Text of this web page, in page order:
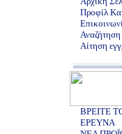
Προφίλ
Αναζήτηση
Αίτηση
ΒΡΕΙΤΕ
ΕΡΕΥΝΑ